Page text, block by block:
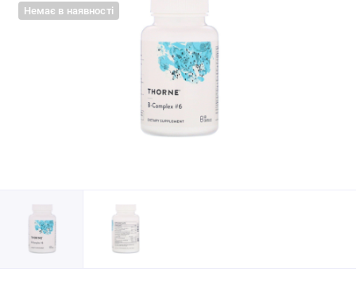
Немає в наявності